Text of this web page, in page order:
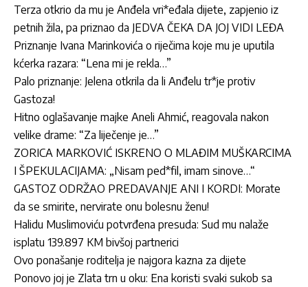
Terza otkrio da mu je Anđela vri*eđala dijete, zapjenio iz
petnih žila, pa priznao da JEDVA ČEKA DA JOJ VIDI LEĐA
Priznanje Ivana Marinkovića o riječima koje mu je uputila
kćerka razara: “Lena mi je rekla…”
Palo priznanje: Jelena otkrila da li Anđelu tr*je protiv
Gastoza!
Hitno oglašavanje majke Aneli Ahmić, reagovala nakon
velike drame: “Za liječenje je…”
ZORICA MARKOVIĆ ISKRENO O MLAĐIM MUŠKARCIMA
I ŠPEKULACIJAMA: „Nisam ped*fil, imam sinove…“
GASTOZ ODRŽAO PREDAVANJE ANI I KORDI: Morate
da se smirite, nervirate onu bolesnu ženu!
Halidu Muslimoviću potvrđena presuda: Sud mu nalaže
isplatu 139.897 KM bivšoj partnerici
Ovo ponašanje roditelja je najgora kazna za dijete
Ponovo joj je Zlata trn u oku: Ena koristi svaki sukob sa